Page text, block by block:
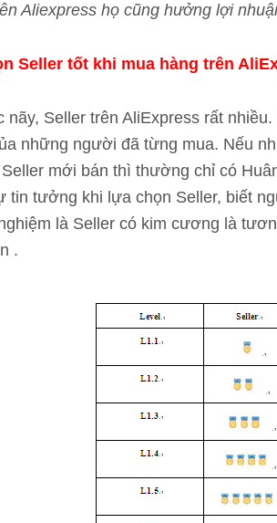
Aliexpress họ cũng hưởng lợi
Seller tốt khi mua hàng trên
nãy, Seller trên AliExpress rất
những người đã từng mua. Nếu
mới bán thì thường chỉ có
tin tưởng khi lựa chọn Seller, biết
là Seller có kim cương là
.